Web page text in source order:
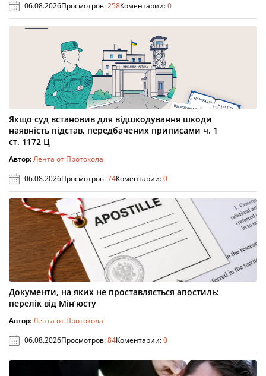
06.08.2026Просмотров:258Коментарии:0
Якщо суд встановив для відшкодування шкоди
наявність підстав, передбачених приписами ч. 1
ст. 1172 Ц
Автор:Лента от Протокола
06.08.2026Просмотров:74Коментарии:0
Документи, на яких не проставляється апостиль:
перелік від Мін’юсту
Автор:Лента от Протокола
06.08.2026Просмотров:84Коментарии:0